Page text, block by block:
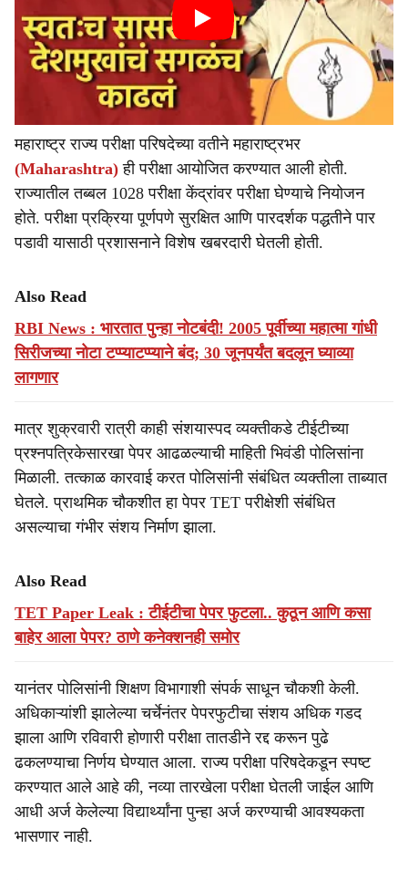
महाराष्ट्र राज्य परीक्षा परिषदेच्या वतीने महाराष्ट्रभर
(Maharashtra) ही परीक्षा आयोजित करण्यात आली होती.
राज्यातील तब्बल 1028 परीक्षा केंद्रांवर परीक्षा घेण्याचे नियोजन
होते. परीक्षा प्रक्रिया पूर्णपणे सुरक्षित आणि पारदर्शक पद्धतीने पार
पडावी यासाठी प्रशासनाने विशेष खबरदारी घेतली होती.
Also Read
RBI News : भारतात पुन्हा नोटबंदी! 2005 पूर्वीच्या महात्मा गांधी
सिरीजच्या नोटा टप्प्याटप्प्याने बंद; 30 जूनपर्यंत बदलून घ्याव्या
लागणार
मात्र शुक्रवारी रात्री काही संशयास्पद व्यक्तीकडे टीईटीच्या
प्रश्नपत्रिकेसारखा पेपर आढळल्याची माहिती भिवंडी पोलिसांना
मिळाली. तत्काळ कारवाई करत पोलिसांनी संबंधित व्यक्तीला ताब्यात
घेतले. प्राथमिक चौकशीत हा पेपर TET परीक्षेशी संबंधित
असल्याचा गंभीर संशय निर्माण झाला.
Also Read
TET Paper Leak : टीईटीचा पेपर फुटला.. कुठून आणि कसा
बाहेर आला पेपर? ठाणे कनेक्शनही समोर
यानंतर पोलिसांनी शिक्षण विभागाशी संपर्क साधून चौकशी केली.
अधिकाऱ्यांशी झालेल्या चर्चेनंतर पेपरफुटीचा संशय अधिक गडद
झाला आणि रविवारी होणारी परीक्षा तातडीने रद्द करून पुढे
ढकलण्याचा निर्णय घेण्यात आला. राज्य परीक्षा परिषदेकडून स्पष्ट
करण्यात आले आहे की, नव्या तारखेला परीक्षा घेतली जाईल आणि
आधी अर्ज केलेल्या विद्यार्थ्यांना पुन्हा अर्ज करण्याची आवश्यकता
भासणार नाही.